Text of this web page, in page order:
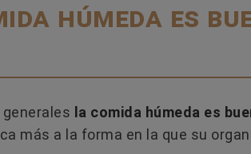
y
¿CÓMO USAR LAS
PARA GATOS Y EVITAR LOS
¿Las feromonas para gatos
situaciones de estrés o conflicto
húmeda es
la comida húmeda es
más a la forma en la que su